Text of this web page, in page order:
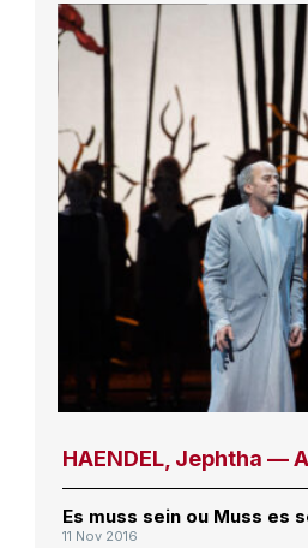
HAENDEL, Jephtha —
Es muss sein ou Muss es
11 Nov 2016